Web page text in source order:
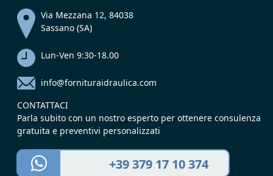
Via Mezzana 12, 84038
Sassano (SA)
Lun-Ven 9:30-18.00
info@fornituraidraulica.com
CONTATTACI
Parla subito con un nostro esperto per ottenere consulenza
gratuita e preventivi personalizzati
+39 379 17 10 374